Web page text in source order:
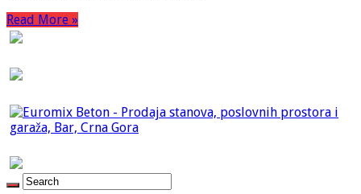
Read More »